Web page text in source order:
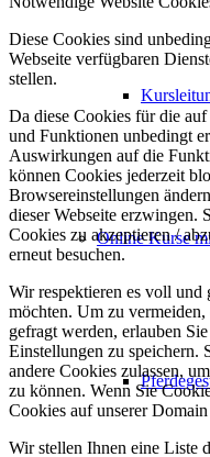
Online Kurse
Diese Cookies sind
Webseite verfügbaren
stellen.
Da diese Cookies für die
und Funktionen unbedingt
Auswirkungen auf die
können Cookies jederzeit
Browsereinstellungen
dieser Webseite erzwingen.
Cookies zu akzeptieren /
erneut besuchen.
Wir respektieren es voll und
möchten. Um zu
gefragt werden, erlauben
Einstellungen zu speichern.
andere Cookies zulassen,
zu können. Wenn Sie
Cookies auf unserer
Wir stellen Ihnen eine Liste